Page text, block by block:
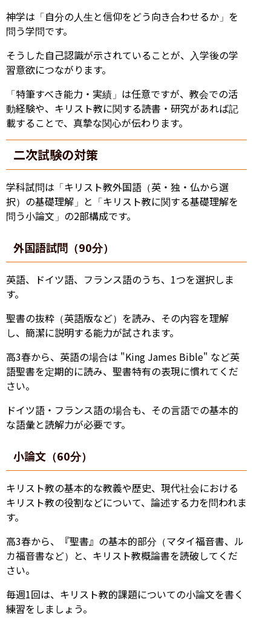
神学は「自分の人生と信仰をどう向き合わせるか」を
問う学問です。
そうした自己認識が示されていることが、入学後の学
習意欲につながります。
「特筆すべき能力・実績」は任意ですが、教会での活
動経験や、キリスト教に関する読書・研究があれば記
載することで、真摯な関心が伝わります。
二次試験の対策
学科試問は「キリスト教外国語（英・独・仏から選
択）の基礎理解」と「キリスト教に関する基礎理解を
問う小論文」の2部構成です。
外国語試問（90分）
英語、ドイツ語、フランス語のうち、1つを選択しま
す。
聖書の抜粋（英語版など）を読み、その内容を理解
し、簡潔に説明する能力が試されます。
高3春から、英語の場合は "King James Bible" など英
語聖書を定期的に読み、聖書特有の表現に慣れてくだ
さい。
ドイツ語・フランス語の場合も、その言語での基本的
な語彙と読解力が必要です。
小論文（60分）
キリスト教の基本的な教義や歴史、現代社会における
キリスト教の役割などについて、論述する力を問われま
す。
高3春から、『聖書』の基本的部分（マタイ福音書、ル
カ福音書など）と、キリスト教概論書を読破してくだ
さい。
毎週1回は、キリスト教的課題についての小論文を書く
練習をしましょう。